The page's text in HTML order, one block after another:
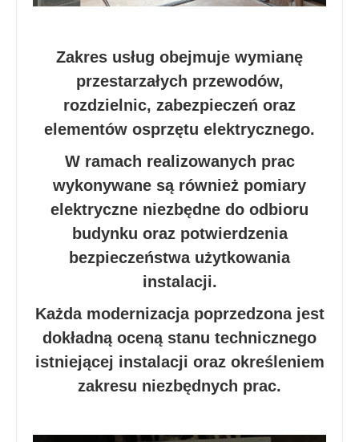
Zakres usług obejmuje wymianę
przestarzałych przewodów,
rozdzielnic, zabezpieczeń oraz
elementów osprzętu elektrycznego.
W ramach realizowanych prac
wykonywane są również pomiary
elektryczne niezbędne do odbioru
budynku oraz potwierdzenia
bezpieczeństwa użytkowania
instalacji.
Każda modernizacja poprzedzona jest
dokładną oceną stanu technicznego
istniejącej instalacji oraz określeniem
zakresu niezbędnych prac.